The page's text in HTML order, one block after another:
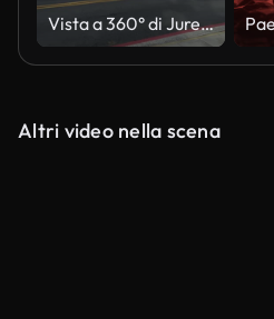
Vista a 360° di Jurerê, Viale Principale di Florianopolis con architettura moderna vicino alla spiaggia, Brasile
Altri video nella scena